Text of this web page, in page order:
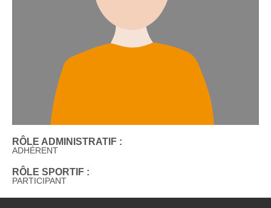
RÔLE ADMINISTRATIF :
ADHÉRENT
RÔLE SPORTIF :
PARTICIPANT